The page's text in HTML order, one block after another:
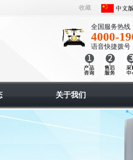
收藏
全国服务热线
4000-
语音快捷拨号
关于我们